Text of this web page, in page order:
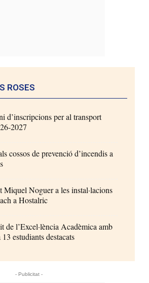
ROSES
d’inscripcions per al transport
2027
cossos de prevenció d’incendis a
Miquel Noguer a les instal·lacions
a Hostalric
de l’Excel·lència Acadèmica amb
estudiants destacats
- Publicitat -